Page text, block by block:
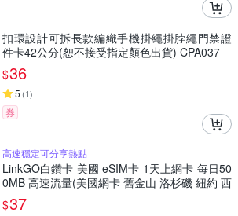
扣環設計可拆長款編織手機掛繩掛脖繩門禁證
件卡42公分(恕不接受指定顏色出貨) CPA037
$36
5 (1)
券
高速穩定可分享熱點
LinkGO白鑽卡 美國 eSIM卡 1天上網卡 每日50
0MB 高速流量(美國網卡 舊金山 洛杉磯 紐約 西
雅圖)
$37